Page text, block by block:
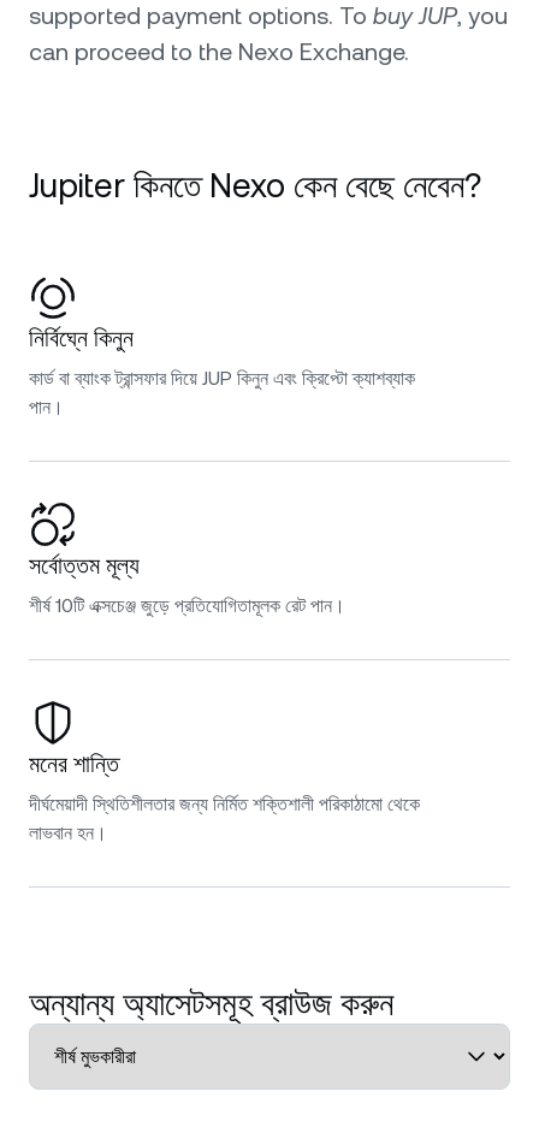
supported payment options. To buy JUP, you
can proceed to the Nexo Exchange.
Jupiter কিনতে Nexo কেন বেছে নেবেন?
নির্বিঘ্নে কিনুন
কার্ড বা ব্যাংক ট্রান্সফার দিয়ে JUP কিনুন এবং ক্রিপ্টো ক্যাশব্যাক
পান।
সর্বোত্তম মূল্য
শীর্ষ 10টি এক্সচেঞ্জ জুড়ে প্রতিযোগিতামূলক রেট পান।
মনের শান্তি
দীর্ঘমেয়াদী স্থিতিশীলতার জন্য নির্মিত শক্তিশালী পরিকাঠামো থেকে
লাভবান হন।
অন্যান্য অ্যাসেটসমূহ ব্রাউজ করুন